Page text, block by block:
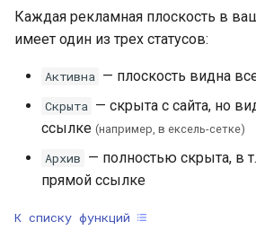
Каждая рекламная плоскость в
имеет один из трех статусов:
Активна — плоскость видна
Скрыта — скрыта с сайта, но
ссылке (например, в ексель-сетке)
Архив — полностью скрыта, в
прямой ссылке
К списку функций